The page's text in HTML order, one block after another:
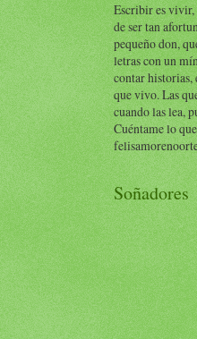
Escribir es
de ser tan
pequeño don,
letras con un
contar historias,
que vivo. Las
cuando las lea,
Cuéntame lo
Soñadores